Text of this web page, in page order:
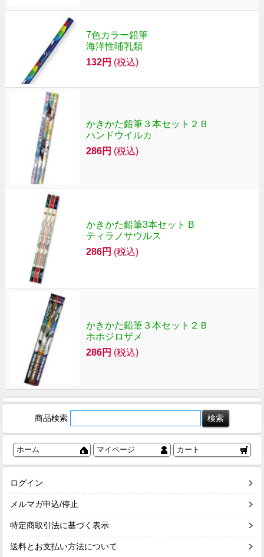
7色カラー鉛筆
海洋性哺乳類
132円 (税込)
かきかた鉛筆３本セット２Ｂ
ハンドウイルカ
286円 (税込)
かきかた鉛筆3本セット B
ティラノサウルス
286円 (税込)
かきかた鉛筆３本セット２Ｂ
ホホジロザメ
286円 (税込)
商品検索
ホーム マイページ カート
ログイン
メルマガ申込/停止
特定商取引法に基づく表示
送料とお支払い方法について